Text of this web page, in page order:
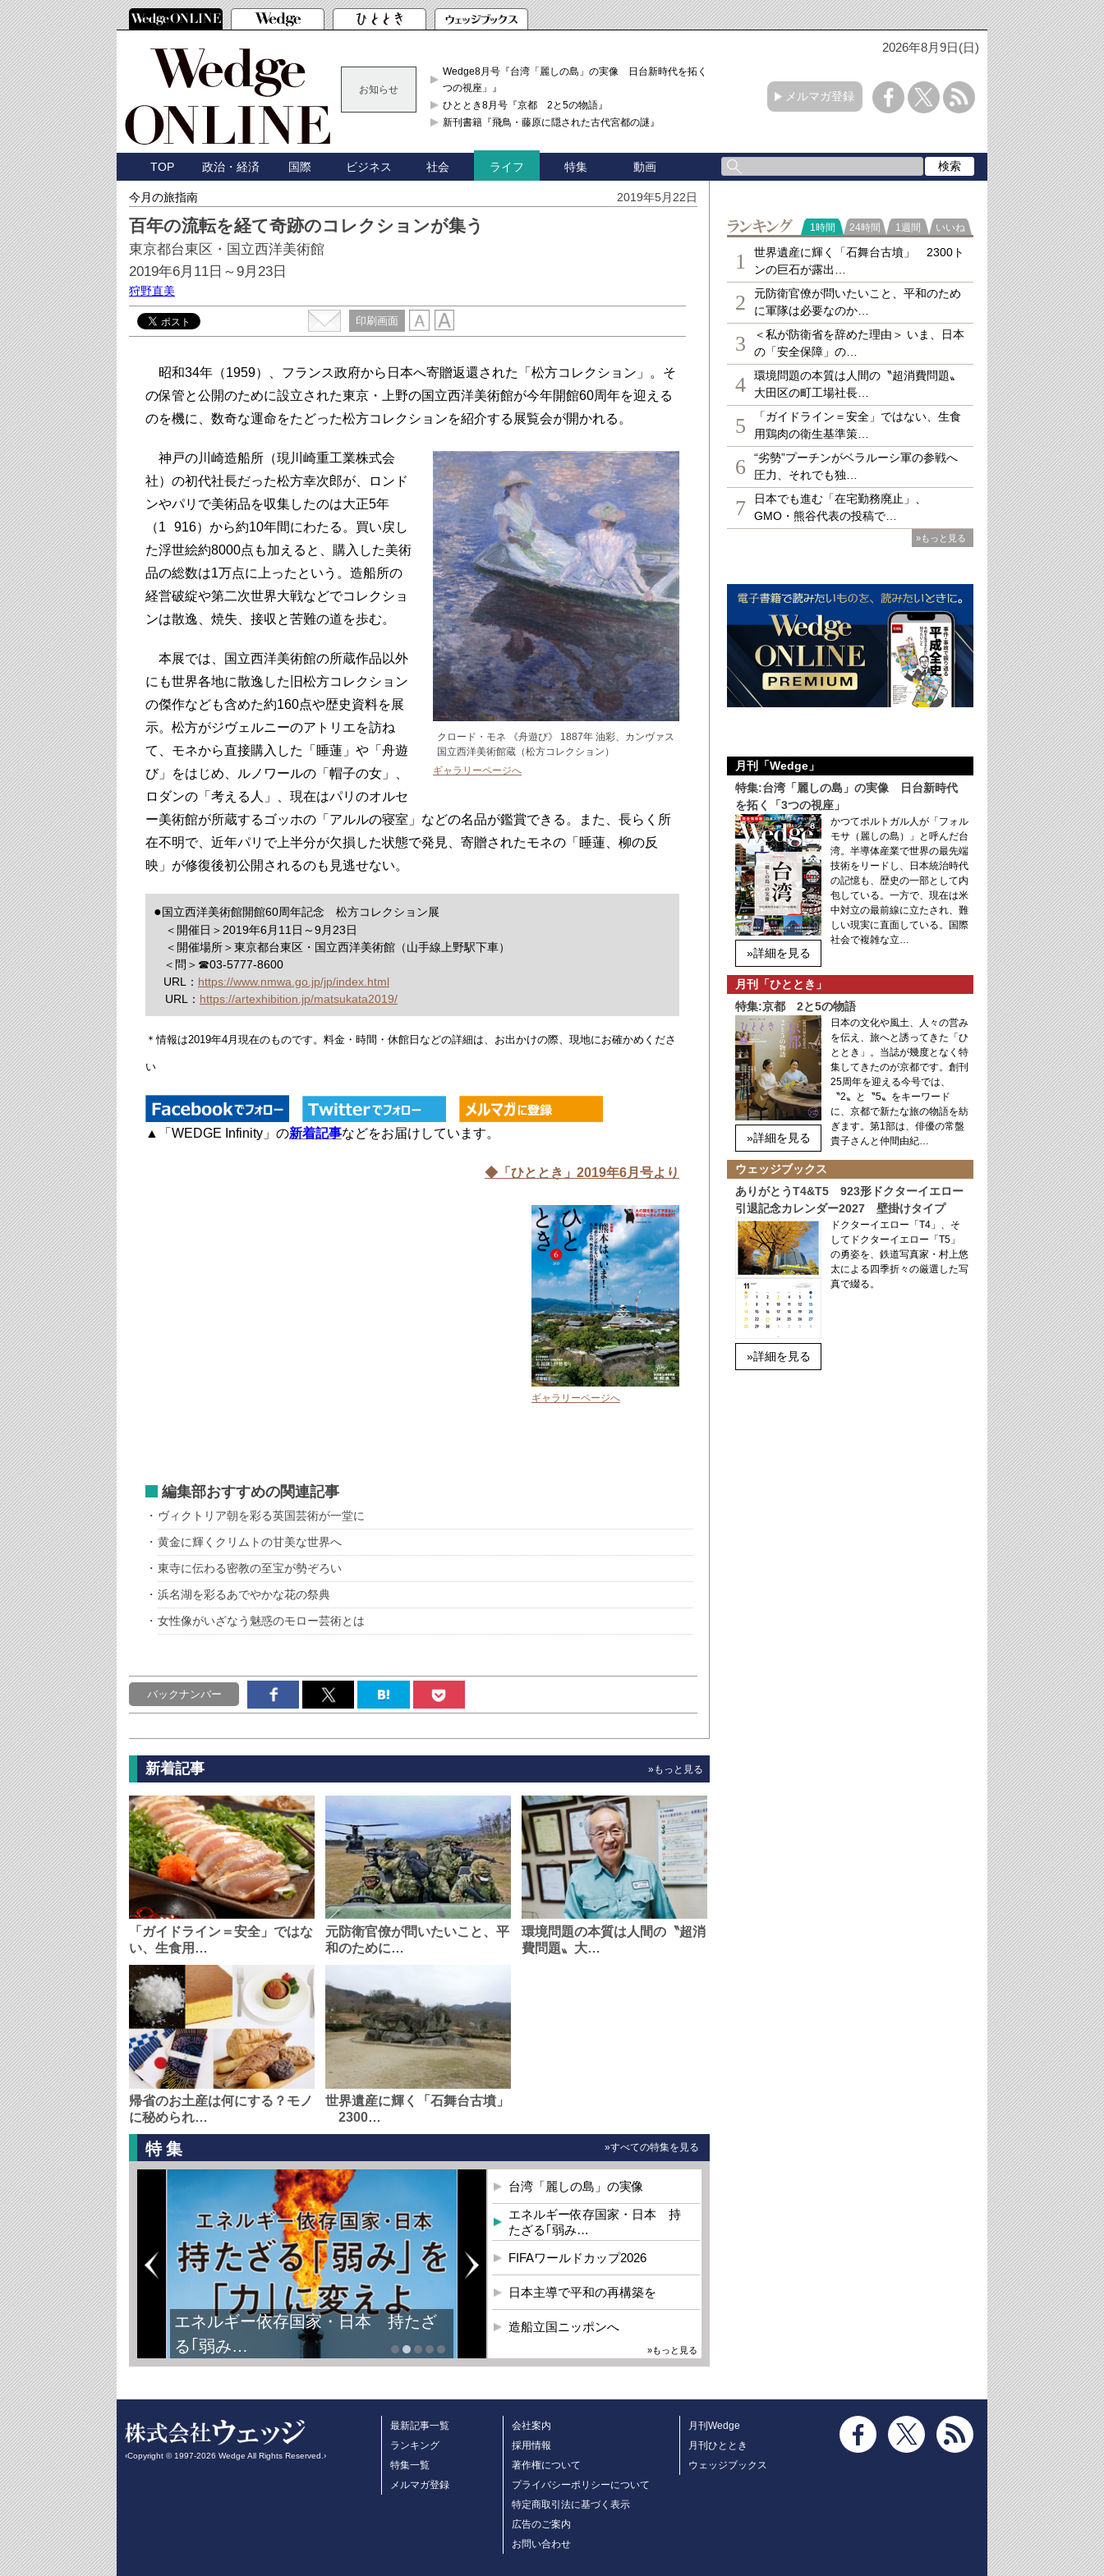
2026年8月9日(日)
お知らせ
Wedge8月号『台湾「麗しの島」の実像 日台新時代を拓く「3
つの視座」』
ひととき8月号『京都 2と5の物語』
新刊書籍『飛鳥・藤原に隠された古代宮都の謎』
メルマガ登録
TOP 政治・経済 国際 ビジネス 社会 ライフ 特集 動画
今月の旅指南 2019年5月22日
百年の流転を経て奇跡のコレクションが集う
東京都台東区・国立西洋美術館
2019年6月11日～9月23日
狩野直美
印刷画面
昭和34年（1959）、フランス政府から日本へ寄贈返還された「松方コレクション」。そ
の保管と公開のために設立された東京・上野の国立西洋美術館が今年開館60周年を迎える
のを機に、数奇な運命をたどった松方コレクションを紹介する展覧会が開かれる。
クロード・モネ 《舟遊び》 1887年 油彩、カンヴァス
国立西洋美術館蔵（松方コレクション）
ギャラリーページへ
神戸の川崎造船所（現川崎重工業株式会
社）の初代社長だった松方幸次郎が、ロンド
ンやパリで美術品を収集したのは大正5年
（1 916）から約10年間にわたる。買い戻し
た浮世絵約8000点も加えると、購入した美術
品の総数は1万点に上ったという。造船所の
経営破綻や第二次世界大戦などでコレクショ
ンは散逸、焼失、接収と苦難の道を歩む。
本展では、国立西洋美術館の所蔵作品以外
にも世界各地に散逸した旧松方コレクション
の傑作なども含めた約160点や歴史資料を展
示。松方がジヴェルニーのアトリエを訪ね
て、モネから直接購入した「睡蓮」や「舟遊
び」をはじめ、ルノワールの「帽子の女」、
ロダンの「考える人」、現在はパリのオルセ
ー美術館が所蔵するゴッホの「アルルの寝室」などの名品が鑑賞できる。また、長らく所
在不明で、近年パリで上半分が欠損した状態で発見、寄贈されたモネの「睡蓮、柳の反
映」が修復後初公開されるのも見逃せない。
●国立西洋美術館開館60周年記念 松方コレクション展
＜開催日＞2019年6月11日 ～9月23日
＜開催場所＞東京都台東区・国立西洋美術館（山手線上野駅下車）
＜問＞ ☎03-5777-8600
URL： https://www.nmwa.go.jp/jp/index.html
URL： https://artexhibition.jp/matsukata2019/
＊情報は2019年4月現在のものです。料金・時間・休館日などの詳細は、お出かけの際、現地にお確かめくださ
い
▲「WEDGE Infinity」の新着記事などをお届けしています。
◆「ひととき」2019年6月号より
ギャラリーページへ
編集部おすすめの関連記事
ヴィクトリア朝を彩る英国芸術が一堂に
黄金に輝くクリムトの甘美な世界へ
東寺に伝わる密教の至宝が勢ぞろい
浜名湖を彩るあでやかな花の祭典
女性像がいざなう魅惑のモロー芸術とは
バックナンバー
新着記事 »もっと見る
「ガイドライン＝安全」ではな
い、生食用…
元防衛官僚が問いたいこと、平
和のために…
環境問題の本質は人間の〝超消
費問題〟大…
帰省のお土産は何にする？モノ
に秘められ…
世界遺産に輝く「石舞台古墳」
2300…
特集 »すべての特集を見る
FIFAワールドカップ2026
台湾「麗しの島」の実像
エネルギー依存国家・日本 持
たざる｢弱み…
FIFAワールドカップ2026
日本主導で平和の再構築を
造船立国ニッポンへ
»もっと見る
ランキング
1時間 24時間 1週間 いいね
1
世界遺産に輝く「石舞台古墳」 2300ト
ンの巨石が露出…
2
元防衛官僚が問いたいこと、平和のため
に軍隊は必要なのか…
3
＜私が防衛省を辞めた理由＞ いま、日本
の「安全保障」の…
4
環境問題の本質は人間の〝超消費問題〟
大田区の町工場社長…
5
「ガイドライン＝安全」ではない、生食
用鶏肉の衛生基準策…
6
“劣勢”プーチンがベラルーシ軍の参戦へ
圧力、それでも独…
7
日本でも進む「在宅勤務廃止」、
GMO・熊谷代表の投稿で…
»もっと見る
月刊「Wedge」
特集:台湾「麗しの島」の実像 日台新時代
を拓く「3つの視座」
»詳細を見る
かつてポルトガル人が「フォル
モサ（麗しの島）」と呼んだ台
湾。半導体産業で世界の最先端
技術をリードし、日本統治時代
の記憶も、歴史の一部として内
包している。一方で、現在は米
中対立の最前線に立たされ、難
しい現実に直面している。国際
社会で複雑な立…
月刊「ひととき」
特集:京都 2と5の物語
»詳細を見る
日本の文化や風土、人々の営み
を伝え、旅へと誘ってきた「ひ
ととき」。当誌が幾度となく特
集してきたのが京都です。創刊
25周年を迎える今号では、
〝2〟と〝5〟をキーワード
に、京都で新たな旅の物語を紡
ぎます。第1部は、俳優の常盤
貴子さんと仲間由紀…
ウェッジブックス
ありがとうT4&T5 923形ドクターイエロー
引退記念カレンダー2027 壁掛けタイプ
»詳細を見る
ドクターイエロー「T4」、そ
してドクターイエロー「T5」
の勇姿を、鉄道写真家・村上悠
太による四季折々の厳選した写
真で綴る。
‹Copyright © 1997-2026 Wedge All Rights Reserved.›
最新記事一覧
ランキング
特集一覧
メルマガ登録
会社案内
採用情報
著作権について
プライバシーポリシーについて
特定商取引法に基づく表示
広告のご案内
お問い合わせ
月刊Wedge
月刊ひととき
ウェッジブックス